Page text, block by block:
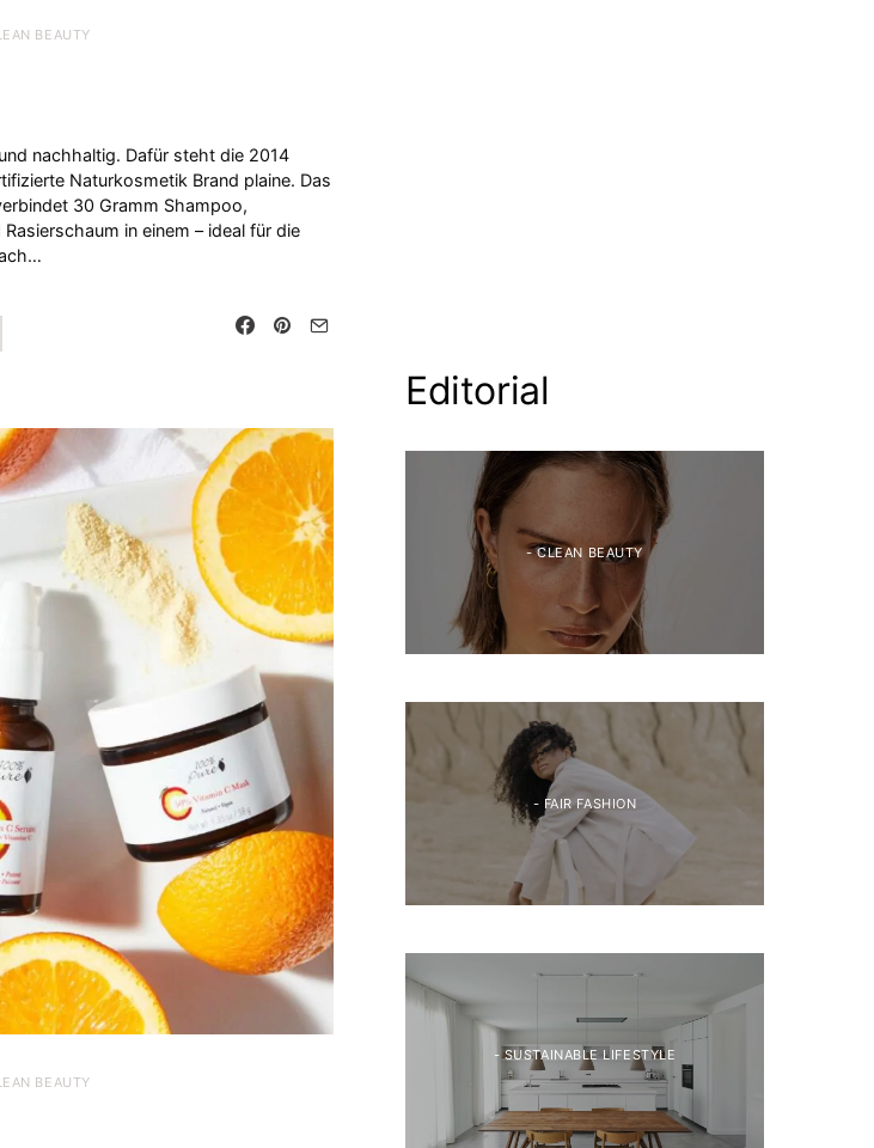
BEAUTY
nachhaltig. Dafür steht die 2014
Naturkosmetik Brand plaine. Das
30 Gramm Shampoo,
in einem – ideal für die
BEAUTY
Editorial
- CLEAN BEAUTY
- FAIR FASHION
- SUSTAINABLE LIFESTYLE